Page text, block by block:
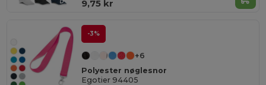
9,75 kr
-3%
+6
Polyester nøglesnor
Egotier 94405